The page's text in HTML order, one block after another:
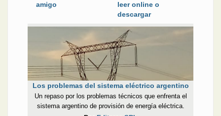
amigo
leer online o
descargar
Los problemas del sistema eléctrico argentino
Un repaso por los problemas técnicos que enfrenta el
sistema argentino de provisión de energía eléctrica.